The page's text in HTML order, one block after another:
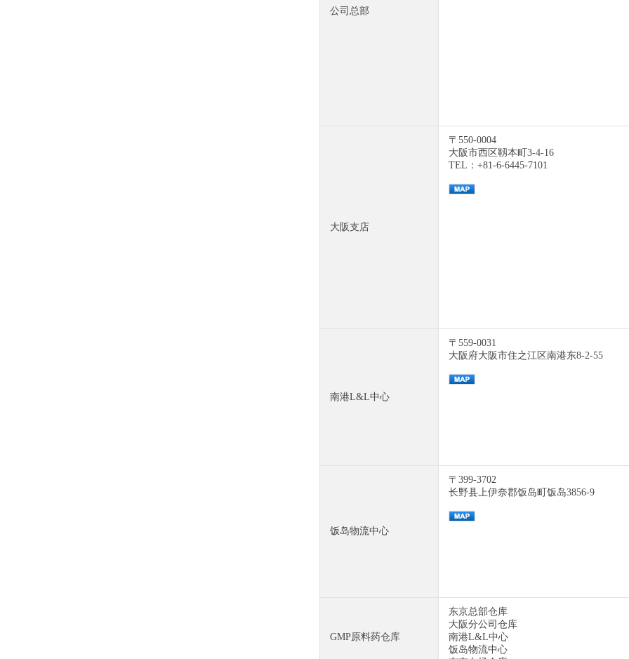
公司总部
大阪支店
〒550-0004
大阪市西区靱本町3-4-16
TEL：+81-6-6445-7101
南港L&L中心
〒559-0031
大阪府大阪市住之江区南港东8-2-55
饭岛物流中心
〒399-3702
长野县上伊奈郡饭岛町饭岛3856-9
GMP原料药仓库
东京总部仓库
大阪分公司仓库
南港L&L中心
饭岛物流中心